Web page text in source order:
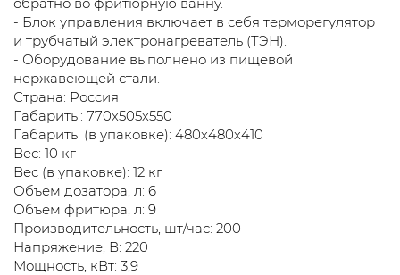
- Блок управления включает в себя терморегулятор
и трубчатый электронагреватель (ТЭН).
- Оборудование выполнено из пищевой
нержавеющей стали.
Страна: Россия
Габариты: 770х505х550
Габариты (в упаковке): 480х480х410
Вес: 10 кг
Вес (в упаковке): 12 кг
Объем дозатора, л: 6
Объем фритюра, л: 9
Производительность, шт/час: 200
Напряжение, В: 220
Мощность, кВт: 3,9